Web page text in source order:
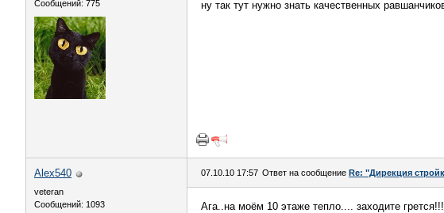
Сообщений: 775
ну так тут нужно знать качественных
Alex540
veteran
Сообщений: 1093
07.10.10 17:57 Ответ на сообщение Re: "Дирекция
Ага..на моём 10 этаже тепло.... заходите